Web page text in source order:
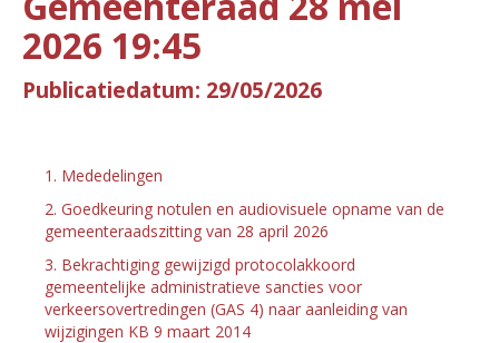
2026 19:45
Publicatiedatum: 29/05/2026
1. Mededelingen
2. Goedkeuring notulen en audiovisuele opname van de
gemeenteraadszitting van 28 april 2026
3. Bekrachtiging gewijzigd protocolakkoord
gemeentelijke administratieve sancties voor
verkeersovertredingen (GAS 4) naar aanleiding van
wijzigingen KB 9 maart 2014